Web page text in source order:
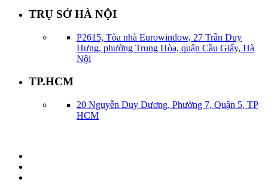
TRỤ SỞ HÀ NỘI
P2615, Tòa nhà Eurowindow, 27 Trần Duy
Hưng, phường Trung Hòa, quận Cầu Giấy, Hà
Nội
TP.HCM
20 Nguyễn Duy Dương, Phường 7, Quận 5, TP
HCM